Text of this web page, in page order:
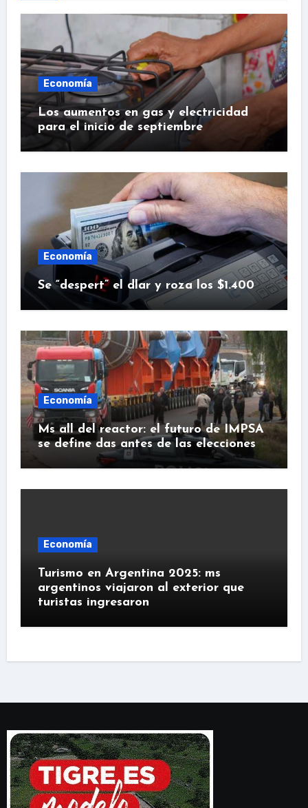
Economía
Los aumentos en gas y electricidad
para el inicio de septiembre
Economía
Se “despert” el dlar y roza los $1.400
Economía
Ms all del reactor: el futuro de IMPSA
se define das antes de las elecciones
Economía
Turismo en Argentina 2025: ms
argentinos viajaron al exterior que
turistas ingresaron